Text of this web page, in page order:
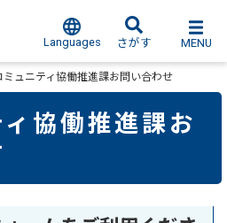
Languages さがす MENU
ミュニティ協働推進課お問い合わせ
協働推進課お